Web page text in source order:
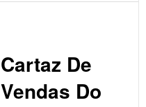
Cartaz De
Vendas Do